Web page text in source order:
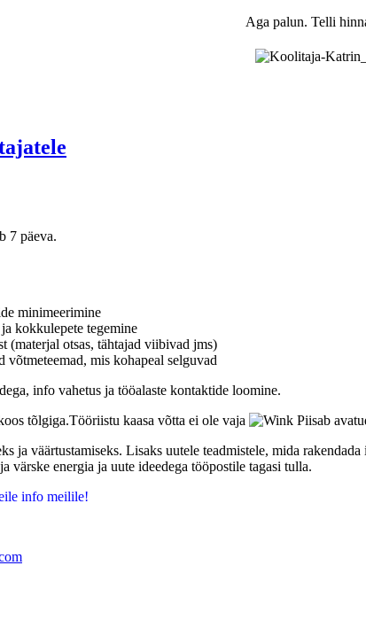
Aga palun. Telli
7 päeva.
minimeerimine
kokkulepete tegemine
(materjal otsas, tähtajad viibivad jms)
mis kohapeal selguvad
info vahetus ja tööalaste kontaktide loomine.
tõlgiga.Tööriistu kaasa võtta ei ole vaja
Piisab
ja väärtustamiseks. Lisaks uutele teadmistele, mida
värske energia ja uute ideedega tööpostile tagasi tulla.
info meilile!